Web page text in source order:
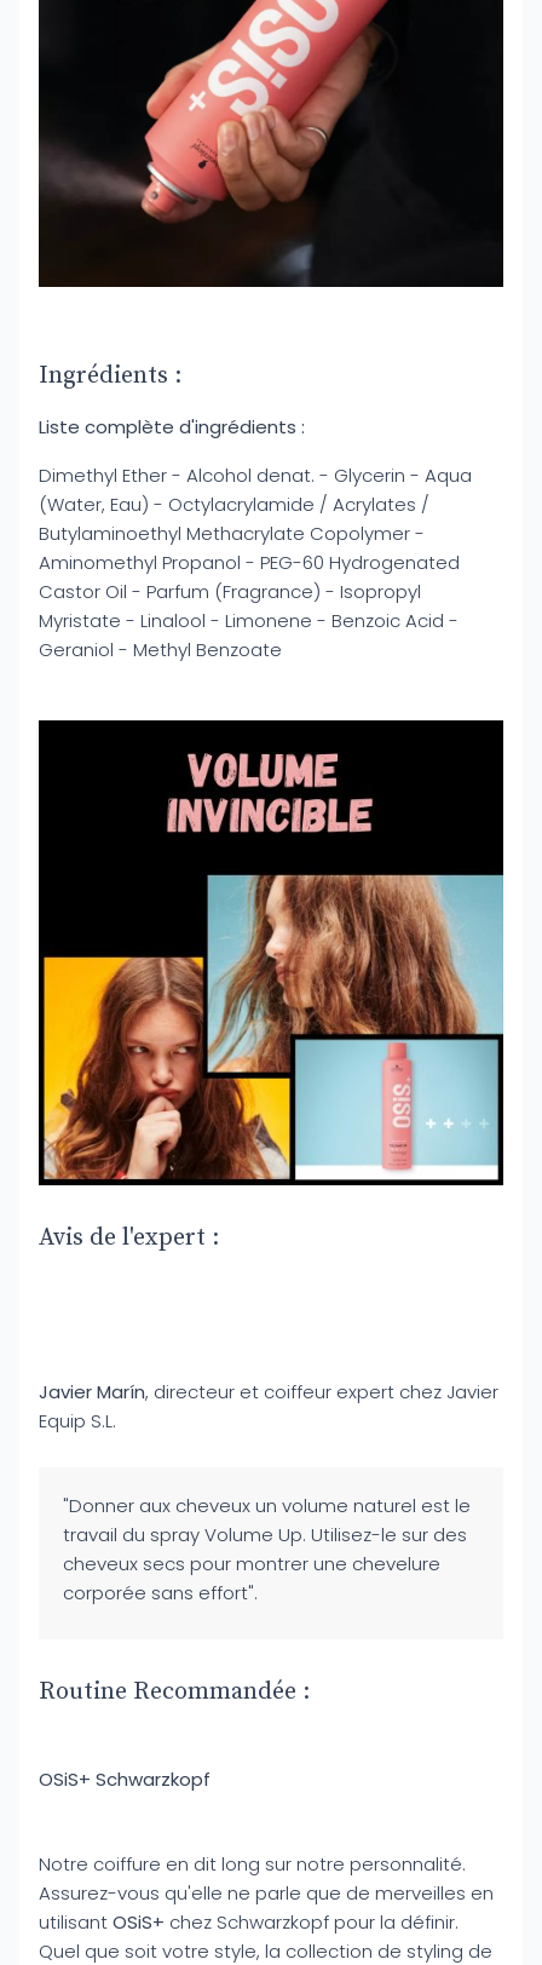
Ingrédients :
Liste complète d'ingrédients :
Dimethyl Ether - Alcohol denat. - Glycerin - Aqua
(Water, Eau) - Octylacrylamide / Acrylates /
Butylaminoethyl Methacrylate Copolymer -
Aminomethyl Propanol - PEG-60 Hydrogenated
Castor Oil - Parfum (Fragrance) - Isopropyl
Myristate - Linalool - Limonene - Benzoic Acid -
Geraniol - Methyl Benzoate
Avis de l'expert :
Javier Marín, directeur et coiffeur expert chez Javier
Equip S.L.
"Donner aux cheveux un volume naturel est le
travail du spray Volume Up. Utilisez-le sur des
cheveux secs pour montrer une chevelure
corporée sans effort".
Routine Recommandée :
OSiS+ Schwarzkopf
Notre coiffure en dit long sur notre personnalité.
Assurez-vous qu'elle ne parle que de merveilles en
utilisantOSiS+ chez Schwarzkopf pour la définir.
Quel que soit votre style, la collection de styling de